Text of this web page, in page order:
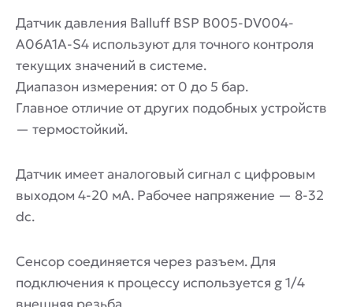
Датчик давления Balluff BSP B005-DV004-
A06A1A-S4 используют для точного контроля
текущих значений в системе.
Диапазон измерения: от 0 до 5 бар.
Главное отличие от других подобных устройств
— термостойкий.
Датчик имеет аналоговый сигнал с цифровым
выходом 4-20 мА. Рабочее напряжение — 8-32
dc.
Сенсор соединяется через разъем. Для
подключения к процессу используется g 1/4